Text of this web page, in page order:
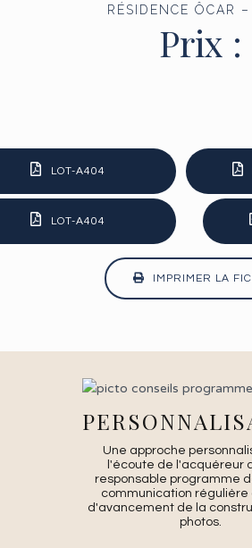
RÉSIDENCE ÔCAR
Prix :
LOT-A404
LOT-A404
IMPRIMER LA
Une approche
l'écoute de l'acquéreur
responsable programme
communication
d'avancement de la
photos.